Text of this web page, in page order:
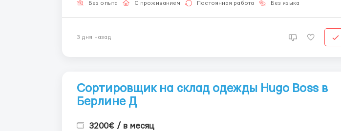
Без опыта С проживанием Постоянная работа Без языка
3 дня назад
Сортировщик на склад одежды Hugo Boss в
Берлине Д
3200€ / в месяц